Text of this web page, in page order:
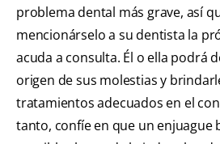
problema dental más grave, así
mencionárselo a su dentista la
acuda a consulta. Él o ella podrá
origen de sus molestias y
tratamientos adecuados en el
tanto, confíe en que un enjuague